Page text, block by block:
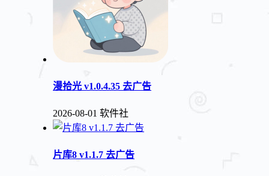
漫拾光 v1.0.4.35 去广告
2026-08-01 软件社
片库8 v1.1.7 去广告